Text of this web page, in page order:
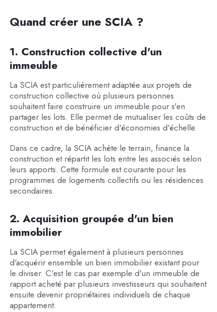
Quand créer une SCIA ?
1. Construction collective d'un
immeuble
La SCIA est particulièrement adaptée aux projets de
construction collective où plusieurs personnes
souhaitent faire construire un immeuble pour s'en
partager les lots. Elle permet de mutualiser les coûts de
construction et de bénéficier d'économies d'échelle.
Dans ce cadre, la SCIA achète le terrain, finance la
construction et répartit les lots entre les associés selon
leurs apports. Cette formule est courante pour les
programmes de logements collectifs ou les résidences
secondaires.
2. Acquisition groupée d'un bien
immobilier
La SCIA permet également à plusieurs personnes
d'acquérir ensemble un bien immobilier existant pour
le diviser. C'est le cas par exemple d'un immeuble de
rapport acheté par plusieurs investisseurs qui souhaitent
ensuite devenir propriétaires individuels de chaque
appartement.